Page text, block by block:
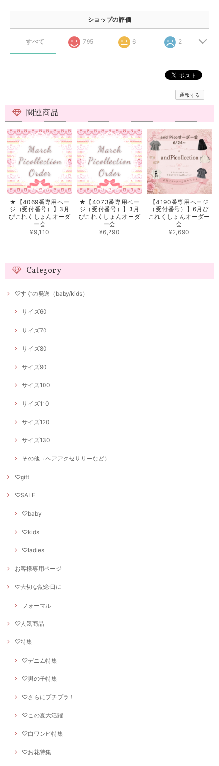
ショップの評価
すべて 795 6 2
通報する
関連商品
★【4069番専用ペー
ジ（受付番号）】3月
ぴこれくしょんオーダ
ー会
¥9,110
★【4073番専用ペー
ジ（受付番号）】3月
ぴこれくしょんオーダ
ー会
¥6,290
【4190番専用ページ
（受付番号）】6月ぴ
これくしょんオーダー
会
¥2,690
Category
♡すぐの発送（baby/kids）
サイズ60
サイズ70
サイズ80
サイズ90
サイズ100
サイズ110
サイズ120
サイズ130
その他（ヘアアクセサリーなど）
♡gift
♡SALE
♡baby
♡kids
♡ladies
お客様専用ページ
♡大切な記念日に
フォーマル
♡人気商品
♡特集
♡デニム特集
♡男の子特集
♡さらにプチプラ！
♡この夏大活躍
♡白ワンピ特集
♡お花特集